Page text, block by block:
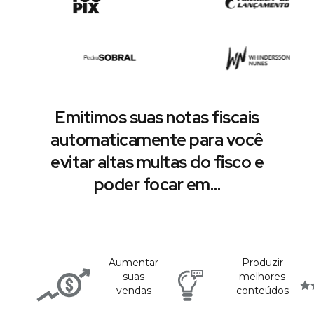
Emitimos suas notas fiscais
automaticamente para você
evitar altas multas do fisco e
poder focar em…
Aumentar
suas
vendas
Produzir
melhores
conteúdos